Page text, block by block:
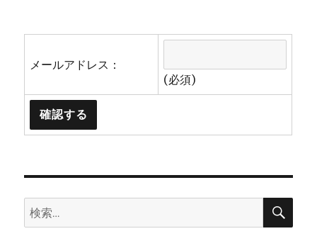
メールアドレス：
(必須)
検
索:
検